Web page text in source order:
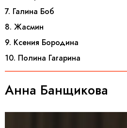
7. Галина Боб
8. Жасмин
9. Ксения Бородина
10. Полина Гагарина
Анна Банщикова